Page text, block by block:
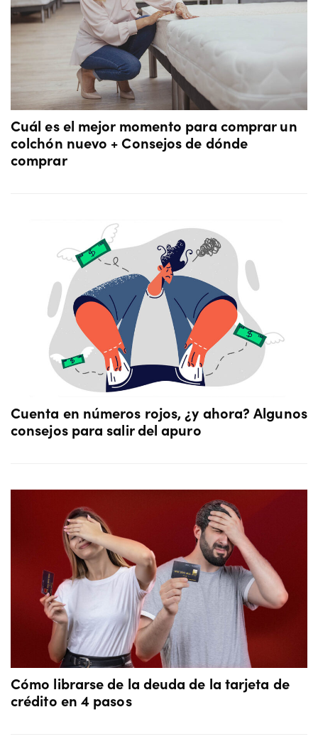
Cuál es el mejor momento para comprar un
colchón nuevo + Consejos de dónde
comprar
Cuenta en números rojos, ¿y ahora? Algunos
consejos para salir del apuro
Cómo librarse de la deuda de la tarjeta de
crédito en 4 pasos